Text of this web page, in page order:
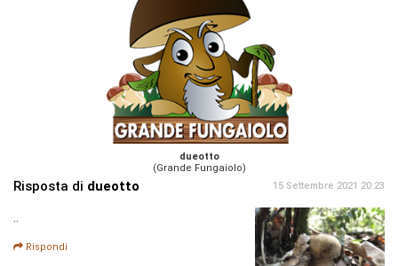
dueotto
(Grande Fungaiolo)
Risposta di dueotto 15 Settembre 2021 20:23
..
Rispondi